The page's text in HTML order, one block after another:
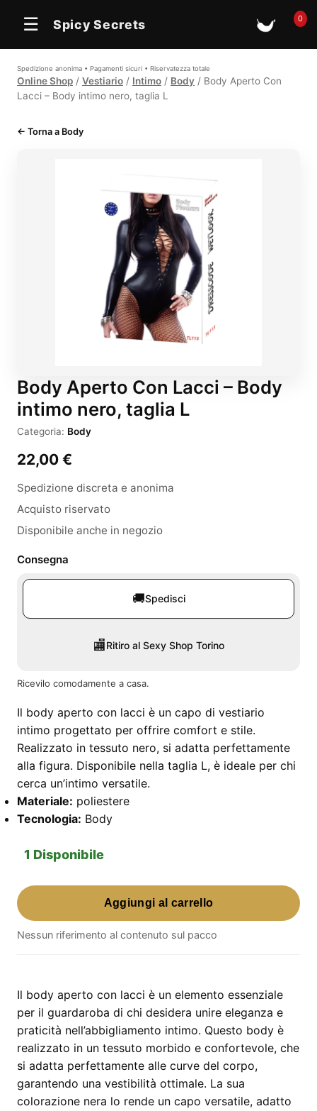
☰ Spicy Secrets 🛒0
Spedizione anonima • Pagamenti sicuri • Riservatezza totale
Online Shop / Vestiario / Intimo / Body / Body Aperto Con
Lacci – Body intimo nero, taglia L
← Torna a Body
Body Aperto Con Lacci – Body
intimo nero, taglia L
Categoria: Body
22,00 €
Spedizione discreta e anonima
Acquisto riservato
Disponibile anche in negozio
Consegna
🚚Spedisci
🏬Ritiro al Sexy Shop Torino
Ricevilo comodamente a casa.
Il body aperto con lacci è un capo di vestiario
intimo progettato per offrire comfort e stile.
Realizzato in tessuto nero, si adatta perfettamente
alla figura. Disponibile nella taglia L, è ideale per chi
cerca un’intimo versatile.
Materiale: poliestere
Tecnologia: Body
1 Disponibile
Body
Aperto
Con
Lacci
intimo
nero,
taglia
L
quantità
Aggiungi al carrello
Nessun riferimento al contenuto sul pacco
Il body aperto con lacci è un elemento essenziale
per il guardaroba di chi desidera unire eleganza e
praticità nell’abbigliamento intimo. Questo body è
realizzato in un tessuto morbido e confortevole, che
si adatta perfettamente alle curve del corpo,
garantendo una vestibilità ottimale. La sua
colorazione nera lo rende un capo versatile, adatto
In